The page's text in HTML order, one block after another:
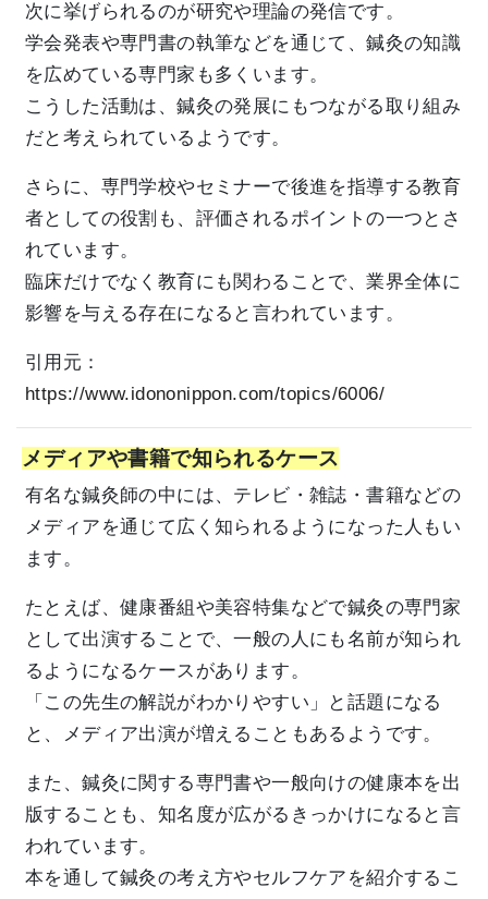
次に挙げられるのが研究や理論の発信です。
学会発表や専門書の執筆などを通じて、鍼灸の知識
を広めている専門家も多くいます。
こうした活動は、鍼灸の発展にもつながる取り組み
だと考えられているようです。
さらに、専門学校やセミナーで後進を指導する教育
者としての役割も、評価されるポイントの一つとさ
れています。
臨床だけでなく教育にも関わることで、業界全体に
影響を与える存在になると言われています。
引用元：
https://www.idononippon.com/topics/6006/
メディアや書籍で知られるケース
有名な鍼灸師の中には、テレビ・雑誌・書籍などの
メディアを通じて広く知られるようになった人もい
ます。
たとえば、健康番組や美容特集などで鍼灸の専門家
として出演することで、一般の人にも名前が知られ
るようになるケースがあります。
「この先生の解説がわかりやすい」と話題になる
と、メディア出演が増えることもあるようです。
また、鍼灸に関する専門書や一般向けの健康本を出
版することも、知名度が広がるきっかけになると言
われています。
本を通して鍼灸の考え方やセルフケアを紹介するこ